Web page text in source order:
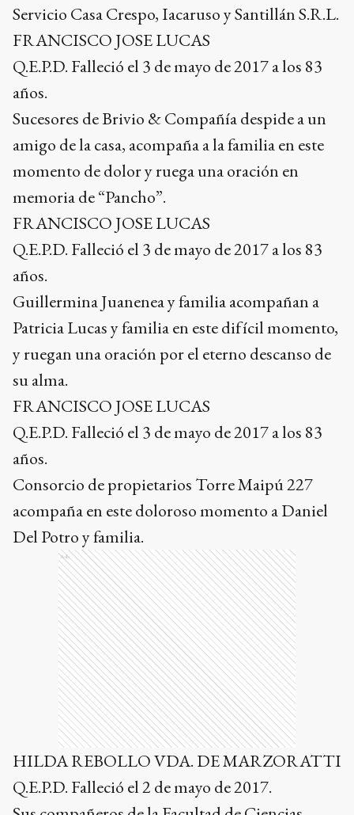
Servicio Casa Crespo, Iacaruso y Santillán S.R.L.
FRANCISCO JOSE LUCAS
Q.E.P.D. Falleció el 3 de mayo de 2017 a los 83
años.
Sucesores de Brivio & Compañía despide a un
amigo de la casa, acompaña a la familia en este
momento de dolor y ruega una oración en
memoria de “Pancho”.
FRANCISCO JOSE LUCAS
Q.E.P.D. Falleció el 3 de mayo de 2017 a los 83
años.
Guillermina Juanenea y familia acompañan a
Patricia Lucas y familia en este difícil momento,
y ruegan una oración por el eterno descanso de
su alma.
FRANCISCO JOSE LUCAS
Q.E.P.D. Falleció el 3 de mayo de 2017 a los 83
años.
Consorcio de propietarios Torre Maipú 227
acompaña en este doloroso momento a Daniel
Del Potro y familia.
Ads
HILDA REBOLLO VDA. DE MARZORATTI
Q.E.P.D. Falleció el 2 de mayo de 2017.